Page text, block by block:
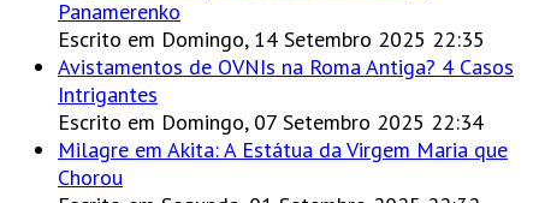
Panamerenko
Escrito em Domingo, 14 Setembro 2025 22:35
Avistamentos de OVNIs na Roma Antiga? 4 Casos
Intrigantes
Escrito em Domingo, 07 Setembro 2025 22:34
Milagre em Akita: A Estátua da Virgem Maria que
Chorou